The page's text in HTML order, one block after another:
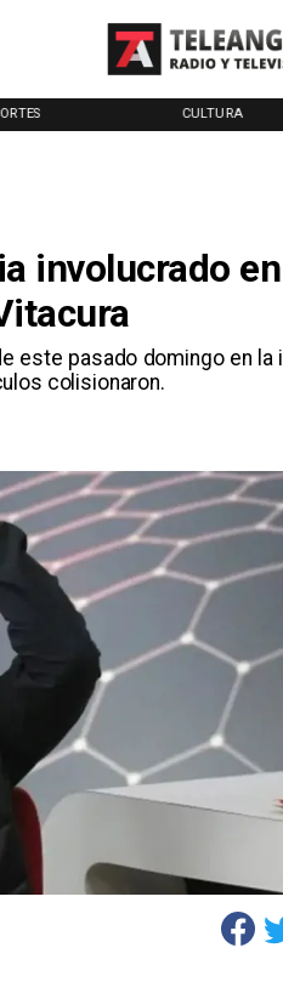
CULTURA
involucrado en
este pasado domingo en
colisionaron.